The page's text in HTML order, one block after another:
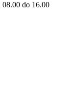
08.00 do 16.00